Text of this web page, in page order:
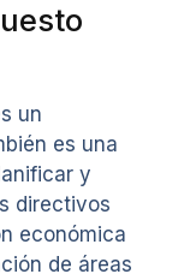
un
es una
y
directivos
económica
de áreas